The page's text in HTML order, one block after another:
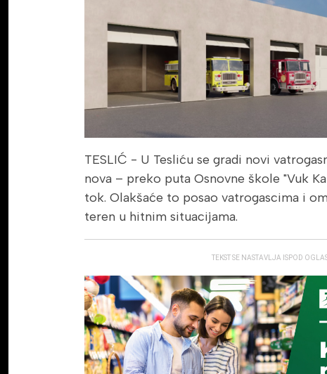
TESLIĆ - U Tesliću se gradi novi
nova – preko puta Osnovne škole "Vuk
tok. Olakšaće to posao vatrogascima i
teren u hitnim situacijama.
TEKST SE NASTAVLJA ISPOD